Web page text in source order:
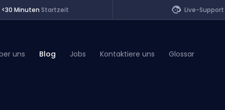
<30 Minuten Startzeit Live-Support
uns Blog Jobs Kontaktiere uns Glossar